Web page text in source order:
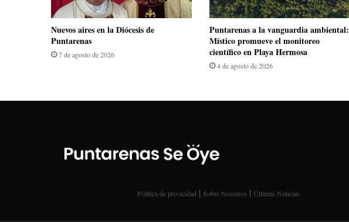
​Nuevos aires en la Diócesis de
Puntarenas
7 de agosto de 2026
​Puntarenas a la vanguardia ambiental:
Místico promueve el monitoreo
científico en Playa Hermosa
4 de agosto de 2026
Política de privacidad | Sobre Nosotros | Últimas Noticias